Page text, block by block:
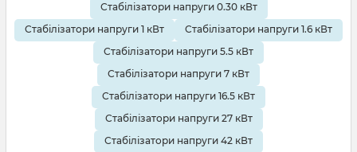
Стабілізатори напруги 0.30 кВт
Стабілізатори напруги 1 кВт
Стабілізатори напруги 1.6 кВт
Стабілізатори напруги 5.5 кВт
Стабілізатори напруги 7 кВт
Стабілізатори напруги 16.5 кВт
Стабілізатори напруги 27 кВт
Стабілізатори напруги 42 кВт